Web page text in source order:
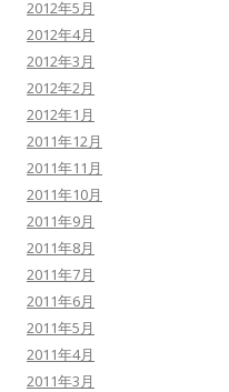
2012年5月
2012年4月
2012年3月
2012年2月
2012年1月
2011年12月
2011年11月
2011年10月
2011年9月
2011年8月
2011年7月
2011年6月
2011年5月
2011年4月
2011年3月